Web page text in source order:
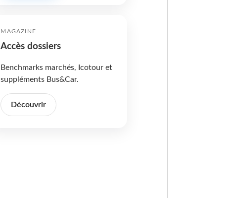
MAGAZINE
Accès dossiers
Benchmarks marchés, Icotour et
suppléments Bus&Car.
Découvrir